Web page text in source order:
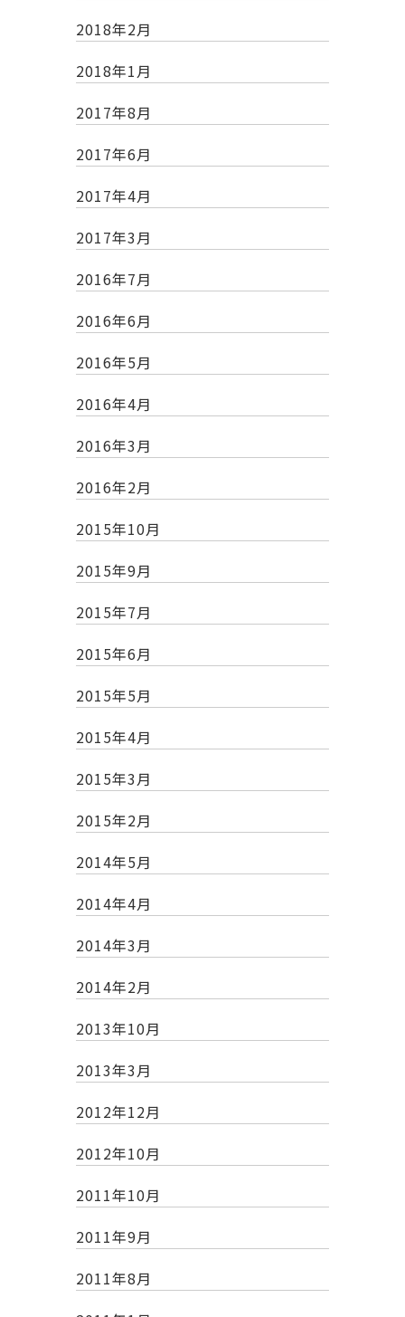
2018年2月
2018年1月
2017年8月
2017年6月
2017年4月
2017年3月
2016年7月
2016年6月
2016年5月
2016年4月
2016年3月
2016年2月
2015年10月
2015年9月
2015年7月
2015年6月
2015年5月
2015年4月
2015年3月
2015年2月
2014年5月
2014年4月
2014年3月
2014年2月
2013年10月
2013年3月
2012年12月
2012年10月
2011年10月
2011年9月
2011年8月